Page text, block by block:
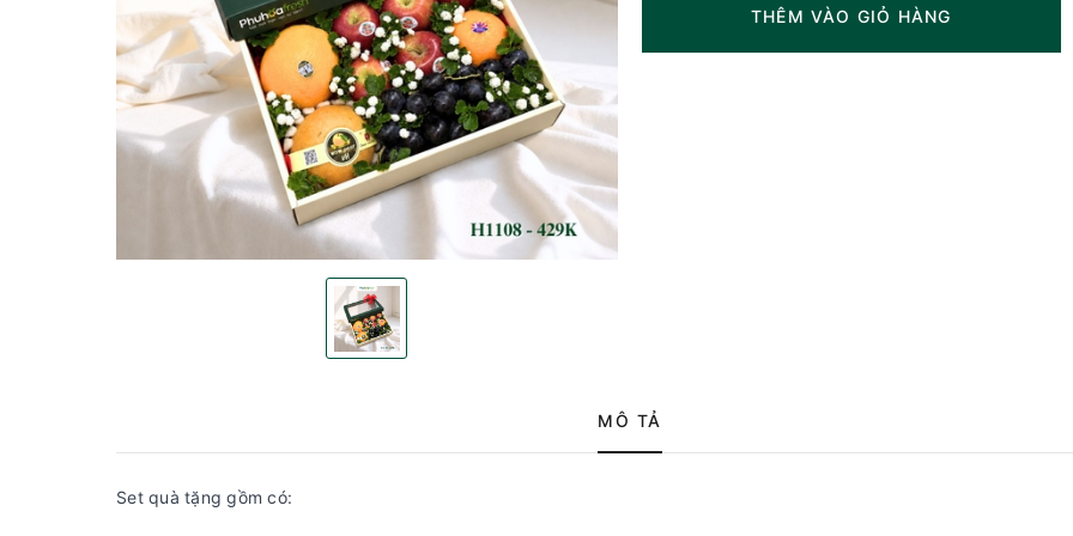
THÊM VÀO GIỎ HÀNG
MÔ TẢ
Set quà tặng gồm có: